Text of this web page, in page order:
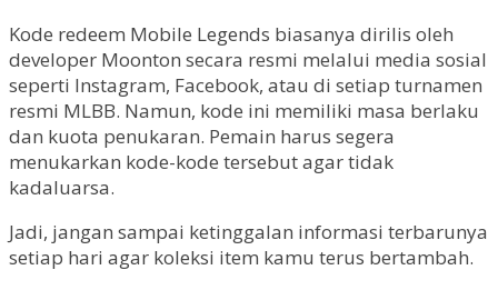
Kode redeem Mobile Legends biasanya dirilis oleh
developer Moonton secara resmi melalui media sosial
seperti Instagram, Facebook, atau di setiap turnamen
resmi MLBB. Namun, kode ini memiliki masa berlaku
dan kuota penukaran. Pemain harus segera
menukarkan kode-kode tersebut agar tidak
kadaluarsa.
Jadi, jangan sampai ketinggalan informasi terbarunya
setiap hari agar koleksi item kamu terus bertambah.